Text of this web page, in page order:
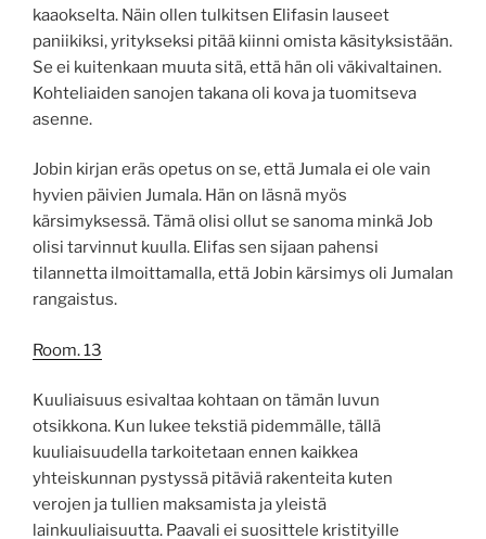
kaaokselta. Näin ollen tulkitsen Elifasin lauseet
paniikiksi, yritykseksi pitää kiinni omista käsityksistään.
Se ei kuitenkaan muuta sitä, että hän oli väkivaltainen.
Kohteliaiden sanojen takana oli kova ja tuomitseva
asenne.
Jobin kirjan eräs opetus on se, että Jumala ei ole vain
hyvien päivien Jumala. Hän on läsnä myös
kärsimyksessä. Tämä olisi ollut se sanoma minkä Job
olisi tarvinnut kuulla. Elifas sen sijaan pahensi
tilannetta ilmoittamalla, että Jobin kärsimys oli Jumalan
rangaistus.
Room. 13
Kuuliaisuus esivaltaa kohtaan on tämän luvun
otsikkona. Kun lukee tekstiä pidemmälle, tällä
kuuliaisuudella tarkoitetaan ennen kaikkea
yhteiskunnan pystyssä pitäviä rakenteita kuten
verojen ja tullien maksamista ja yleistä
lainkuuliaisuutta. Paavali ei suosittele kristityille